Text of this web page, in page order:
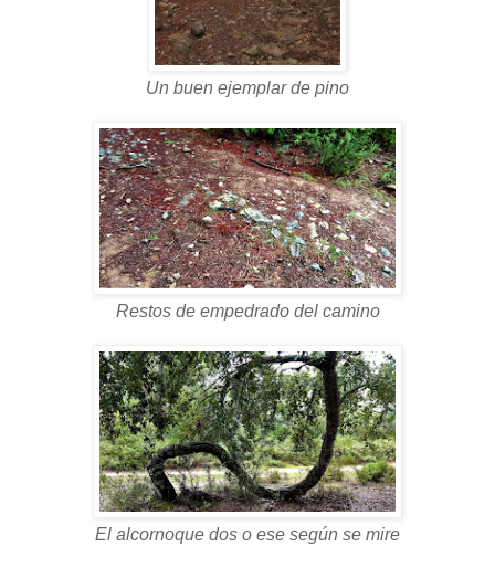
Un buen ejemplar de pino
Restos de empedrado del camino
El alcornoque dos o ese según se mire